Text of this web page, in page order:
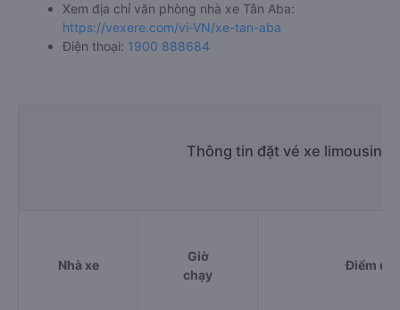
Xem địa chỉ văn phòng nhà xe Tân Aba:
https://vexere.com/vi-VN/xe-tan-aba
Điện thoại: 1900 888684
Thông tin đặt vé xe limousine
Nhà xe
Giờ
chạy
Điểm đi